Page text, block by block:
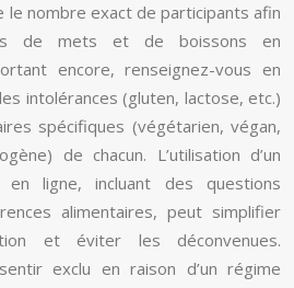
le nombre exact de participants afin
de mets et de boissons en
encore, renseignez-vous en
intolérances (gluten, lactose, etc.)
spécifiques (végétarien, végan,
de chacun. L’utilisation d’un
en ligne, incluant des questions
alimentaires, peut simplifier
et éviter les déconvenues.
exclu en raison d’un régime